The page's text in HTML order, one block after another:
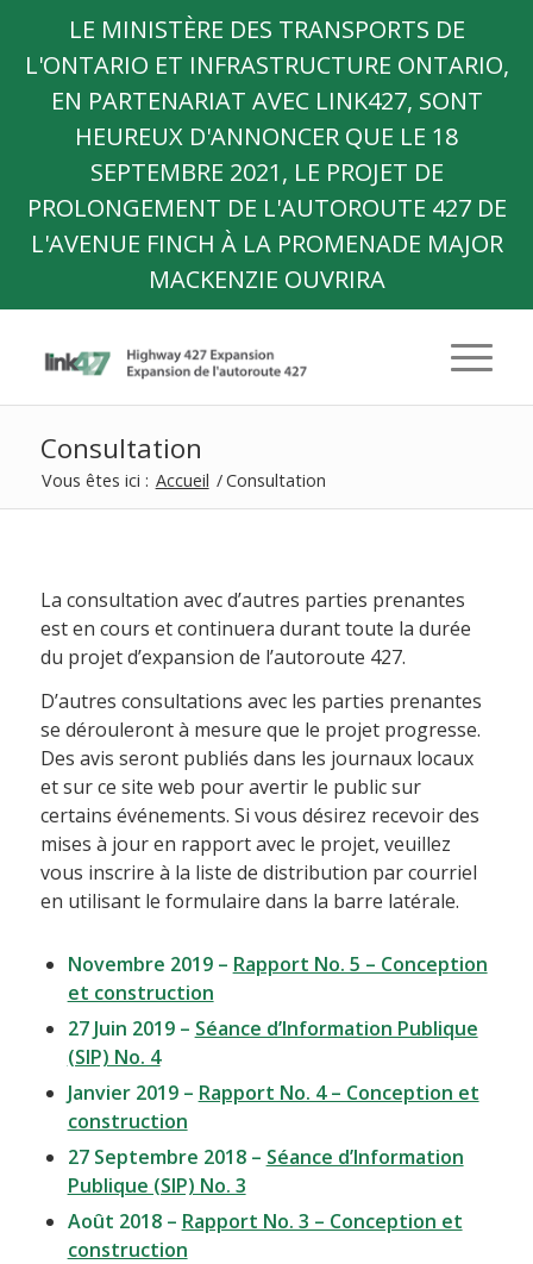
LE MINISTÈRE DES TRANSPORTS DE
L'ONTARIO ET INFRASTRUCTURE ONTARIO,
EN PARTENARIAT AVEC LINK427, SONT
HEUREUX D'ANNONCER QUE LE 18
SEPTEMBRE 2021, LE PROJET DE
PROLONGEMENT DE L'AUTOROUTE 427 DE
L'AVENUE FINCH À LA PROMENADE MAJOR
MACKENZIE OUVRIRA
Consultation
Vous êtes ici : Accueil /Consultation
La consultation avec d’autres parties prenantes
est en cours et continuera durant toute la durée
du projet d’expansion de l’autoroute 427.
D’autres consultations avec les parties prenantes
se dérouleront à mesure que le projet progresse.
Des avis seront publiés dans les journaux locaux
et sur ce site web pour avertir le public sur
certains événements. Si vous désirez recevoir des
mises à jour en rapport avec le projet, veuillez
vous inscrire à la liste de distribution par courriel
en utilisant le formulaire dans la barre latérale.
Novembre 2019 – Rapport No. 5 – Conception
et construction
27 Juin 2019 – Séance d’Information Publique
(SIP) No. 4
Janvier 2019 – Rapport No. 4 – Conception et
construction
27 Septembre 2018 – Séance d’Information
Publique (SIP) No. 3
Août 2018 – Rapport No. 3 – Conception et
construction